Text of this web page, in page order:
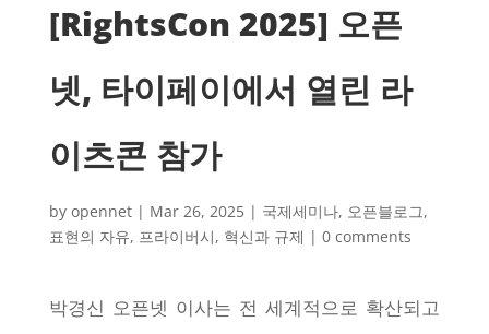
[RightsCon 2025] 오픈
넷, 타이페이에서 열린 라
이츠콘 참가
by opennet| Mar 26, 2025| 국제세미나, 오픈블로그,
표현의 자유, 프라이버시, 혁신과 규제 | 0 comments
박경신 오픈넷 이사는 전 세계적으로 확산되고